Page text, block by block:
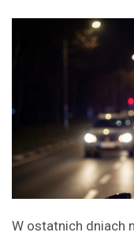
W ostatnich dniach